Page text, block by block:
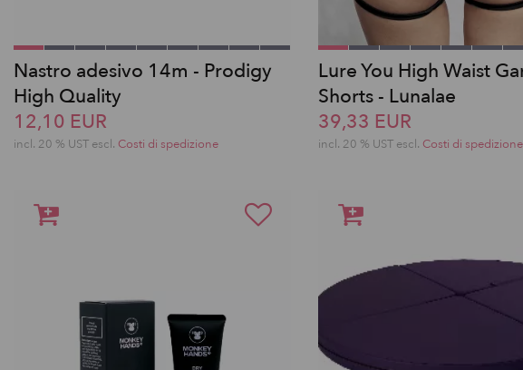
Nastro adesivo 14m - Prodigy
High Quality
12,10 EUR
incl. 20 % UST escl. Costi di spedizione
Lure You High Waist
Shorts - Lunalae
39,33 EUR
incl. 20 % UST escl. Costi di spedizione